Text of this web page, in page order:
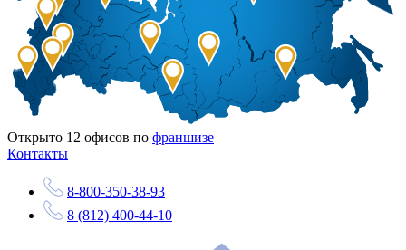
Открыто 12 офисов по франшизе
Контакты
8-800-350-38-93
8 (812) 400-44-10